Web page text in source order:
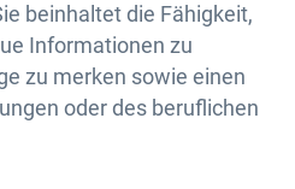
beinhaltet die Fähigkeit,
Informationen zu
zu merken sowie einen
oder des beruflichen